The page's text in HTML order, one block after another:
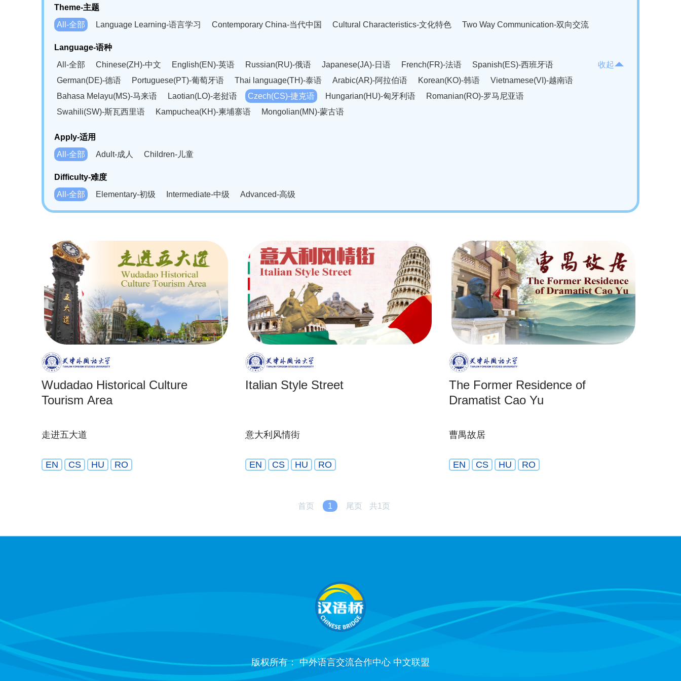
Theme-主题
All-全部
Language Learning-语言学习 Contemporary China-当代中国 Cultural Characteristics-文化特色 Two Way Communication-双向交流
Language-语种
All-全部
Chinese(ZH)-中文 English(EN)-英语 Russian(RU)-俄语 Japanese(JA)-日语 French(FR)-法语
Spanish(ES)-西班牙语
German(DE)-德语
Portuguese(PT)-葡萄牙语 Thai language(TH)-泰语 Arabic(AR)-阿拉伯语 Korean(KO)-韩语
Vietnamese(VI)-越南语
Bahasa Melayu(MS)-马来语
Laotian(LO)-老挝语 Czech(CS)-捷克语 Hungarian(HU)-匈牙利语
Romanian(RO)-罗马尼亚语
Swahili(SW)-斯瓦西里语
Kampuchea(KH)-柬埔寨语 Mongolian(MN)-蒙古语
收起
Apply-适用
All-全部
Adult-成人 Children-儿童
Difficulty-难度
All-全部
Elementary-初级 Intermediate-中级 Advanced-高级
Wudadao Historical Culture
Tourism Area
走进五大道
EN CS HU RO
Italian Style Street
意大利风情街
EN CS HU RO
The Former Residence of
Dramatist Cao Yu
曹禺故居
EN CS HU RO
首页 1 尾页 共1页
版权所有： 中外语言交流合作中心 中文联盟